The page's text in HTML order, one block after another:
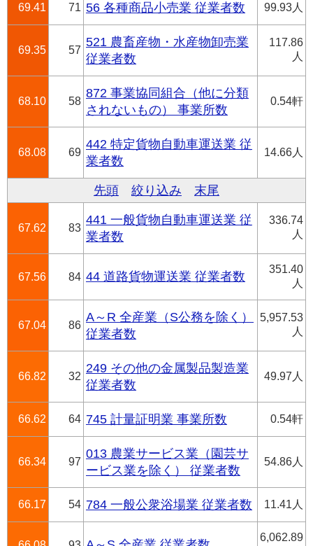
69.41 71 56 各種商品小売業 従業者数 99.93人
69.35 57
521 農畜産物・水産物卸売業
従業者数
117.86
人
68.10 58
872 事業協同組合（他に分類
されないもの） 事業所数
0.54軒
68.08 69
442 特定貨物自動車運送業 従
業者数
14.66人
先頭 絞り込み 末尾
67.62 83
441 一般貨物自動車運送業 従
業者数
336.74
人
67.56 84 44 道路貨物運送業 従業者数
351.40
人
67.04 86
A～R 全産業（S公務を除く）
従業者数
5,957.53
人
66.82 32
249 その他の金属製品製造業
従業者数
49.97人
66.62 64 745 計量証明業 事業所数 0.54軒
66.34 97
013 農業サービス業（園芸サ
ービス業を除く） 従業者数
54.86人
66.17 54 784 一般公衆浴場業 従業者数 11.41人
6,062.89